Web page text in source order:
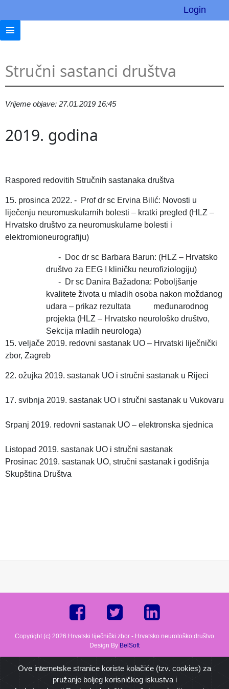
Ove internetske stranice koriste kolačiće (tzv. cookies) za
pružanje boljeg korisničkog iskustva i
Login
Stručni sastanci društva
Vrijeme objave: 27.01.2019 16:45
2019. godina
Raspored redovitih Stručnih sastanaka društva
15. prosinca 2022. - Prof dr sc Ervina Bilić: Novosti u
liječenju neuromuskularnih bolesti – kratki pregled (HLZ –
Hrvatsko društvo za neuromuskularne bolesti i
elektromioneurografiju)
- Doc dr sc Barbara Barun: (HLZ – Hrvatsko
društvo za EEG I kliničku neurofiziologiju)
- Dr sc Danira Bažadona: Poboljšanje
kvalitete života u mladih osoba nakon moždanog
udara – prikaz rezultata međunarodnog
projekta (HLZ – Hrvatsko neurološko društvo,
Sekcija mladih neurologa)
15. veljače 2019. redovni sastanak UO – Hrvatski liječnički
zbor, Zagreb
22. ožujka 2019. sastanak UO i stručni sastanak u Rijeci
17. svibnja 2019. sastanak UO i stručni sastanak u Vukovaru
Srpanj 2019. redovni sastanak UO – elektronska sjednica
Listopad 2019. sastanak UO i stručni sastanak
Prosinac 2019. sastanak UO, stručni sastanak i godišnja
Skupština Društva
Copyright (c) 2026 Hrvatski liječnički zbor - Hrvatsko neurološko društvo
Design By BelSoft